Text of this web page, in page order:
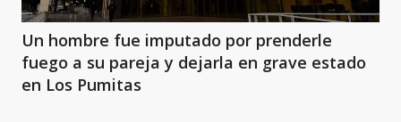
Un hombre fue imputado por prenderle
fuego a su pareja y dejarla en grave estado
en Los Pumitas